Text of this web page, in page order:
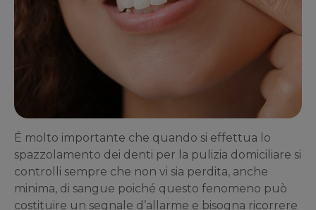
É molto importante che quando si effettua lo
spazzolamento dei denti per la pulizia domiciliare si
controlli sempre che non vi sia perdita, anche
minima, di sangue poiché questo fenomeno può
costituire un segnale d’allarme e bisogna ricorrere